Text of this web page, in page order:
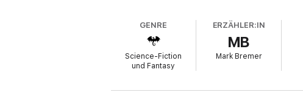
GENRE
Science-Fiction
und Fantasy
ERZÄHLER:IN
MB
Mark Bremer